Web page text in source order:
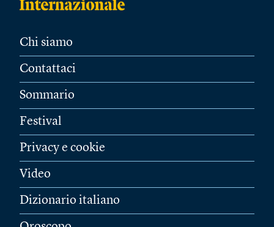
Chi siamo
Contattaci
Sommario
Festival
Privacy e cookie
Video
Dizionario italiano